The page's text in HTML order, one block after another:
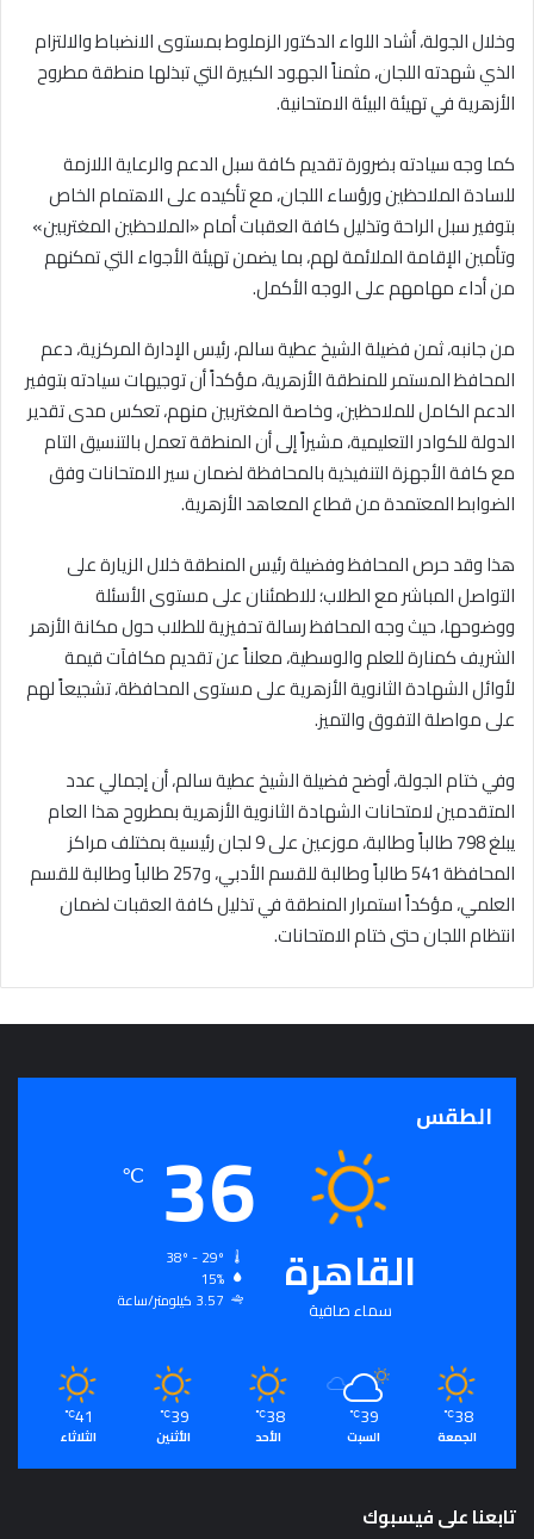
وخلال الجولة، أشاد اللواء الدكتور الزملوط بمستوى الانضباط والالتزام
الذي شهدته اللجان، مثمناً الجهود الكبيرة التي تبذلها منطقة مطروح
الأزهرية في تهيئة البيئة الامتحانية.
كما وجه سيادته بضرورة تقديم كافة سبل الدعم والرعاية اللازمة
للسادة الملاحظين ورؤساء اللجان، مع تأكيده على الاهتمام الخاص
بتوفير سبل الراحة وتذليل كافة العقبات أمام «الملاحظين المغتربين»
وتأمين الإقامة الملائمة لهم، بما يضمن تهيئة الأجواء التي تمكنهم
من أداء مهامهم على الوجه الأكمل.
من جانبه، ثمن فضيلة الشيخ عطية سالم، رئيس الإدارة المركزية، دعم
المحافظ المستمر للمنطقة الأزهرية، مؤكداً أن توجيهات سيادته بتوفير
الدعم الكامل للملاحظين، وخاصة المغتربين منهم، تعكس مدى تقدير
الدولة للكوادر التعليمية، مشيراً إلى أن المنطقة تعمل بالتنسيق التام
مع كافة الأجهزة التنفيذية بالمحافظة لضمان سير الامتحانات وفق
الضوابط المعتمدة من قطاع المعاهد الأزهرية.
هذا وقد حرص المحافظ وفضيلة رئيس المنطقة خلال الزيارة على
التواصل المباشر مع الطلاب؛ للاطمئنان على مستوى الأسئلة
ووضوحها، حيث وجه المحافظ رسالة تحفيزية للطلاب حول مكانة الأزهر
الشريف كمنارة للعلم والوسطية، معلناً عن تقديم مكافآت قيمة
لأوائل الشهادة الثانوية الأزهرية على مستوى المحافظة، تشجيعاً لهم
على مواصلة التفوق والتميز.
وفي ختام الجولة، أوضح فضيلة الشيخ عطية سالم، أن إجمالي عدد
المتقدمين لامتحانات الشهادة الثانوية الأزهرية بمطروح هذا العام
يبلغ 798 طالباً وطالبة، موزعين على 9 لجان رئيسية بمختلف مراكز
المحافظة 541 طالباً وطالبة للقسم الأدبي، و257 طالباً وطالبة للقسم
العلمي، مؤكداً استمرار المنطقة في تذليل كافة العقبات لضمان
انتظام اللجان حتى ختام الامتحانات.
الطقس
القاهرة
سماء صافية
36
℃
15%
3.57 كيلومتر/ساعة
38
℃
الجمعة
39
℃
السبت
38
℃
الأحد
39
℃
الأثنين
41
℃
الثلاثاء
تابعنا على فيسبوك